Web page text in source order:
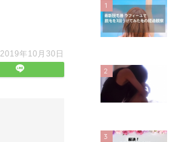
2019年10月30日
1
2
3